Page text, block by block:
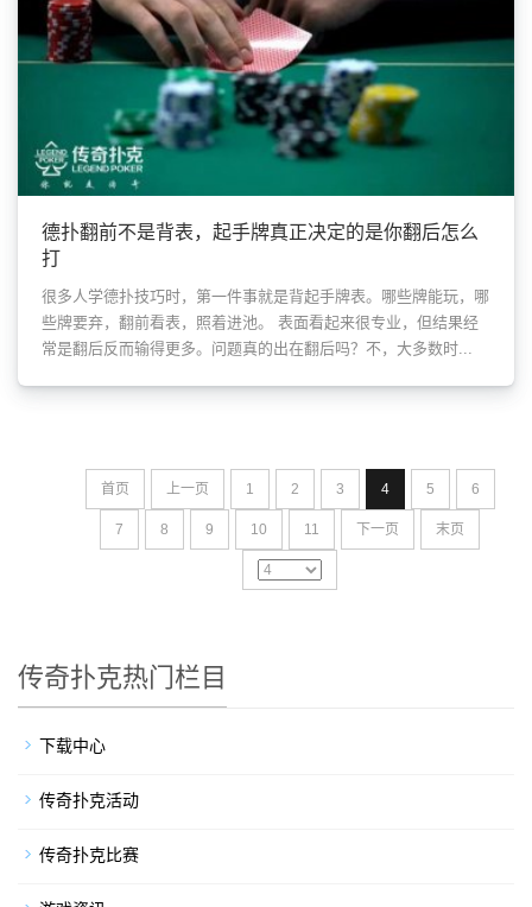
德扑翻前不是背表，起手牌真正决定的是你翻后怎么
打
很多人学德扑技巧时，第一件事就是背起手牌表。哪些牌能玩，哪
些牌要弃，翻前看表，照着进池。 表面看起来很专业，但结果经
常是翻后反而输得更多。问题真的出在翻后吗？不，大多数时...
首页 上一页 1 2 3 4 5 6
7 8 9 10 11 下一页 末页
传奇扑克热门栏目
下载中心
传奇扑克活动
传奇扑克比赛